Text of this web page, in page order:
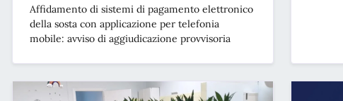
Affidamento di sistemi di pagamento elettronico
della sosta con applicazione per telefonia
mobile: avviso di aggiudicazione provvisoria